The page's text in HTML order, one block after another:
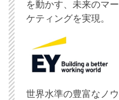
を動かす、未来のマー
ケティングを実現。
世界水準の豊富なノウ